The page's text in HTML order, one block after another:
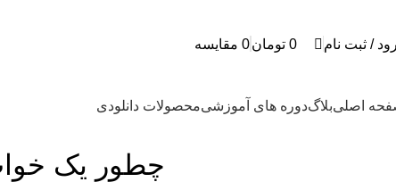
/ ثبت نام 0 تومان0 مقایسه
اصلیبلاگدوره های آموزشیمحصولات دانلودی
چطور یک